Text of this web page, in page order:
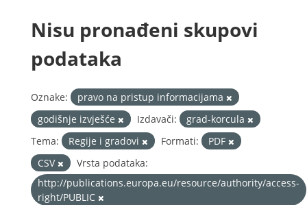
Nisu pronađeni skupovi
podataka
Oznake:
pravo na pristup informacijama
godišnje izvješće
Izdavači:
grad-korcula
Tema:
Regije i gradovi Formati:
PDF
CSV
Vrsta podataka:
http://publications.europa.eu/resource/authority/access-
right/PUBLIC